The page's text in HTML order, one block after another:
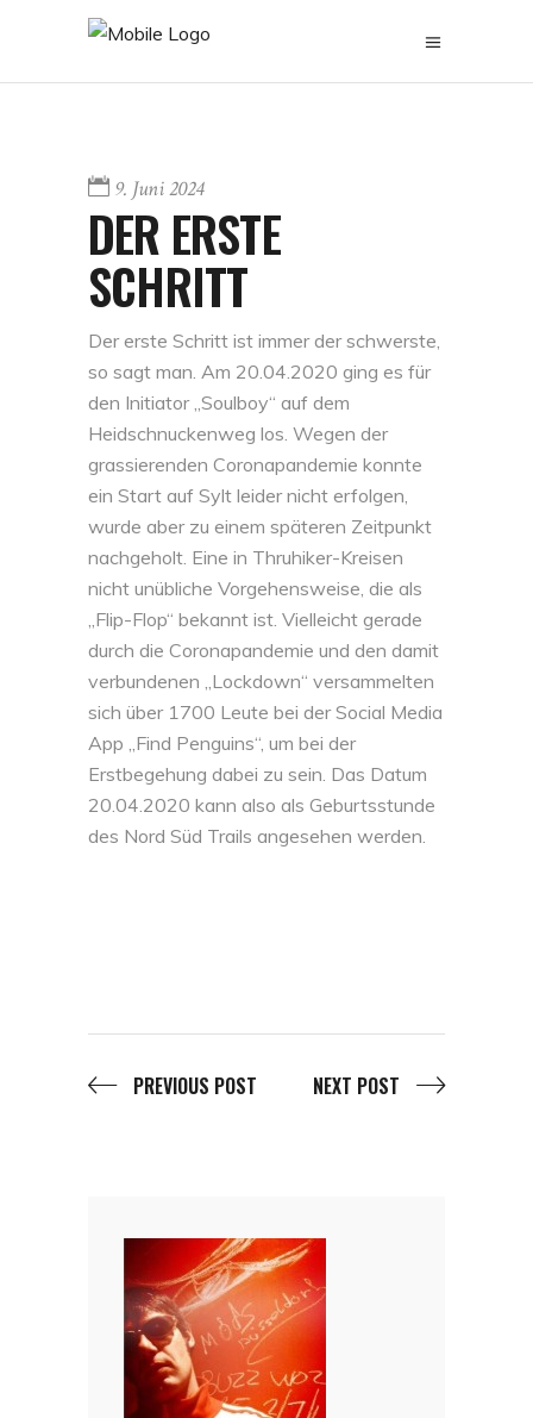
9. Juni 2024
DER ERSTE
SCHRITT
Der erste Schritt ist immer der schwerste,
so sagt man. Am 20.04.2020 ging es für
den Initiator „Soulboy“ auf dem
Heidschnuckenweg los. Wegen der
grassierenden Coronapandemie konnte
ein Start auf Sylt leider nicht erfolgen,
wurde aber zu einem späteren Zeitpunkt
nachgeholt. Eine in Thruhiker-Kreisen
nicht unübliche Vorgehensweise, die als
„Flip-Flop“ bekannt ist. Vielleicht gerade
durch die Coronapandemie und den damit
verbundenen „Lockdown“ versammelten
sich über 1700 Leute bei der Social Media
App „Find Penguins“, um bei der
Erstbegehung dabei zu sein. Das Datum
20.04.2020 kann also als Geburtsstunde
des Nord Süd Trails angesehen werden.
PREVIOUS POST NEXT POST